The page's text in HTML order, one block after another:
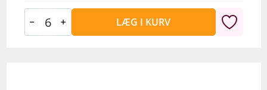
LÆG I KURV